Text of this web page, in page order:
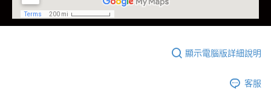
顯示電腦版詳細說明
客服